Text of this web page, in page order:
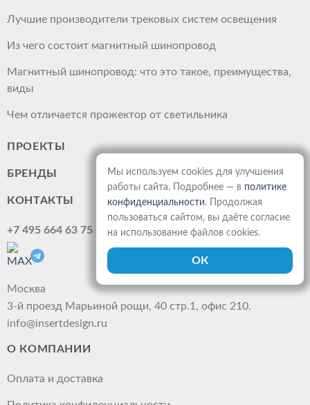
Лучшие производители трековых систем освещения
Из чего состоит магнитный шинопровод
Магнитный шинопровод: что это такое, преимущества,
виды
Чем отличается прожектор от светильника
ПРОЕКТЫ
БРЕНДЫ
КОНТАКТЫ
+7 495 664 63 75
Москва
3-й проезд Марьиной рощи, 40 стр.1, офис 210.
info@insertdesign.ru
О КОМПАНИИ
Оплата и доставка
Мы используем cookies для улучшения
работы сайта. Подробнее — в политике
конфиденциальности. Продолжая
пользоваться сайтом, вы даёте согласие
на использование файлов cookies.